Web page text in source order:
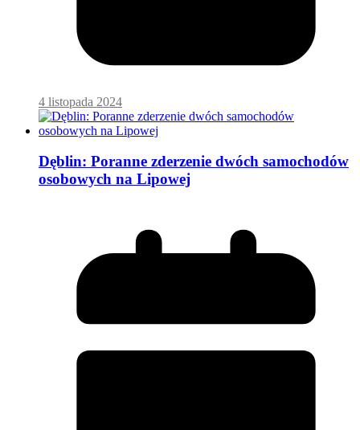
4 listopada 2024
Dęblin: Poranne zderzenie dwóch samochodów
osobowych na Lipowej